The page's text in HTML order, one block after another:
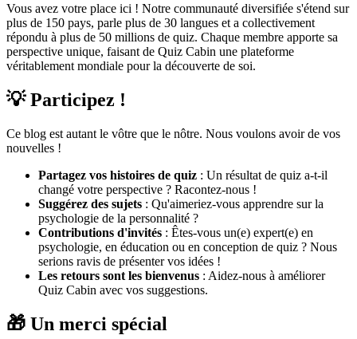
Vous avez votre place ici ! Notre communauté diversifiée s'étend sur
plus de 150 pays, parle plus de 30 langues et a collectivement
répondu à plus de 50 millions de quiz. Chaque membre apporte sa
perspective unique, faisant de Quiz Cabin une plateforme
véritablement mondiale pour la découverte de soi.
💡 Participez !
Ce blog est autant le vôtre que le nôtre. Nous voulons avoir de vos
nouvelles !
Partagez vos histoires de quiz : Un résultat de quiz a-t-il
changé votre perspective ? Racontez-nous !
Suggérez des sujets : Qu'aimeriez-vous apprendre sur la
psychologie de la personnalité ?
Contributions d'invités : Êtes-vous un(e) expert(e) en
psychologie, en éducation ou en conception de quiz ? Nous
serions ravis de présenter vos idées !
Les retours sont les bienvenus : Aidez-nous à améliorer
Quiz Cabin avec vos suggestions.
🎁 Un merci spécial